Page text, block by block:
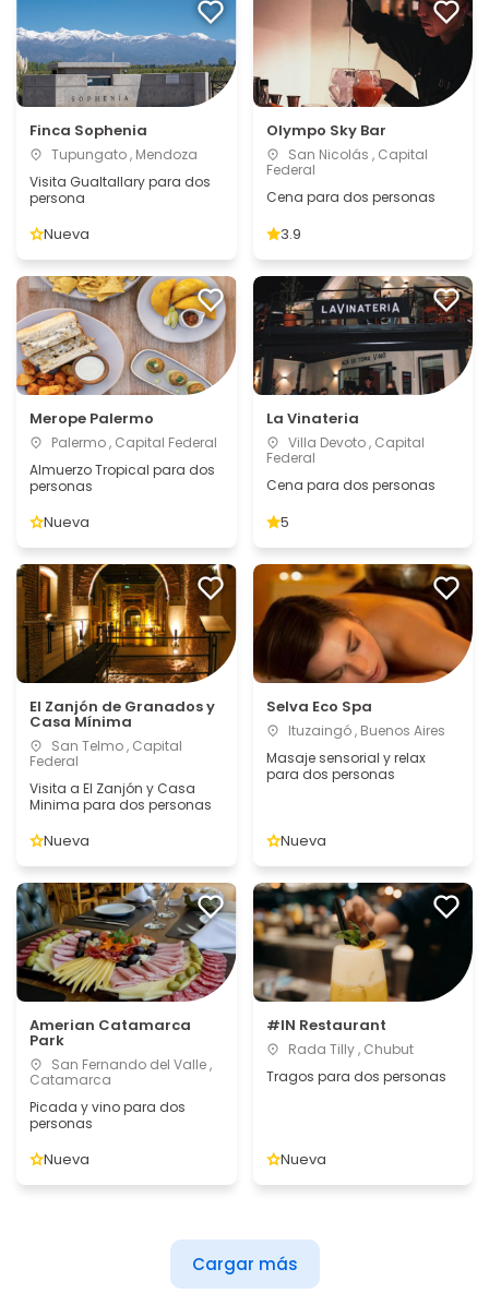
Finca Sophenia
Tupungato , Mendoza
Visita Gualtallary para dos
persona
Nueva
Olympo Sky Bar
San Nicolás , Capital
Federal
Cena para dos personas
3.9
Merope Palermo
Palermo , Capital Federal
Almuerzo Tropical para dos
personas
Nueva
La Vinateria
Villa Devoto , Capital
Federal
Cena para dos personas
5
El Zanjón de Granados y
Casa Mínima
San Telmo , Capital
Federal
Visita a El Zanjón y Casa
Minima para dos personas
Nueva
Selva Eco Spa
Ituzaingó , Buenos Aires
Masaje sensorial y relax
para dos personas
Nueva
Amerian Catamarca
Park
San Fernando del Valle ,
Catamarca
Picada y vino para dos
personas
Nueva
#IN Restaurant
Rada Tilly , Chubut
Tragos para dos personas
Nueva
Cargar más